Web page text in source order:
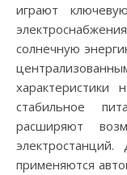
играют
солнечную
характеристики
стабильное
расширяют
применяются